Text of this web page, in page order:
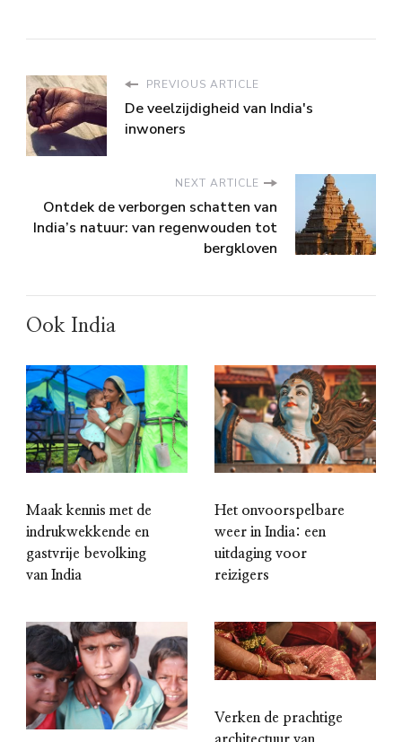
PREVIOUS ARTICLE
De veelzijdigheid van India's
inwoners
NEXT ARTICLE
Ontdek de verborgen schatten van
India’s natuur: van regenwouden tot
bergkloven
Ook India
Maak kennis met de
indrukwekkende en
gastvrije bevolking
van India
Het onvoorspelbare
weer in India: een
uitdaging voor
reizigers
Verken de prachtige
architectuur van